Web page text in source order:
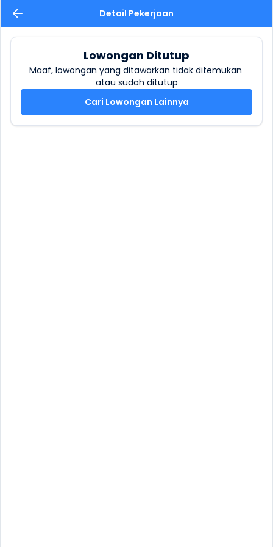
Detail Pekerjaan
Lowongan Ditutup
Maaf, lowongan yang ditawarkan tidak ditemukan
atau sudah ditutup
Cari Lowongan Lainnya